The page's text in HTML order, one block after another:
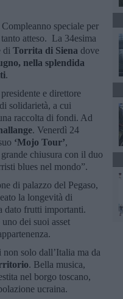
Compleanno speciale per
atteso. La 34esima
di Torrita di Siena dove
nella splendida
.
e direttore
solidarietà, a cui
raccolta di fondi. Ad
. Venerdì 24
‘Mojo Tour’,
chiusura con il duo
blues nel mondo”.
di palazzo del Pegaso,
la longevità di
dato frutti importanti.
dei suoi asset
solo dall’Italia ma da
. Bella musica,
nel borgo toscano,
ucraina.